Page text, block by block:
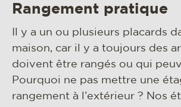
4 seasons outdoor
magazine
matériaux et entretien
rse
contact
Rangement pratique
Il y a un ou plusieurs placards
maison, car il y a toujours des
doivent être rangés ou qui
Pourquoi ne pas mettre une
rangement à l’extérieur ? Nos